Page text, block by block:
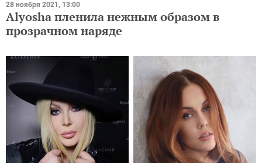
28 ноября 2021, 13:00
Alyosha пленила нежным образом в
прозрачном наряде